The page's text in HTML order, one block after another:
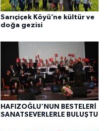
Sarıçiçek Köyü’ne kültür ve
doğa gezisi
HAFIZOĞLU’NUN BESTELERİ
SANATSEVERLERLE BULUŞTU